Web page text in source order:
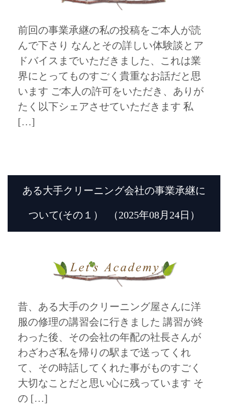
前回の事業承継の私の投稿をご本人が読
んで下さり なんとその詳しい体験談とア
ドバイスまでいただきました、これは業
界にとってものすごく貴重なお話だと思
います ご本人の許可をいただき、ありが
たく以下シェアさせていただきます 私
[…]
ある大手クリーニング会社の事業承継に
ついて(その１） （2025年08月24日）
昔、ある大手のクリーニング屋さんに洋
服の修理の講習会に行きました 講習が終
わった後、その会社の年配の社長さんが
わざわざ私を帰りの駅まで送ってくれ
て、その時話してくれた事がものすごく
大切なことだと思い心に残っています そ
の […]